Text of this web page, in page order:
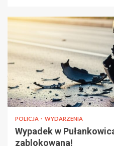
POLICJA WYDARZENIA
Wypadek w
zablokowana!